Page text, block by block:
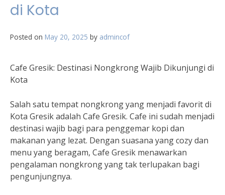
di Kota
Posted on May 20, 2025 by admincof
Cafe Gresik: Destinasi Nongkrong Wajib Dikunjungi di
Kota
Salah satu tempat nongkrong yang menjadi favorit di
Kota Gresik adalah Cafe Gresik. Cafe ini sudah menjadi
destinasi wajib bagi para penggemar kopi dan
makanan yang lezat. Dengan suasana yang cozy dan
menu yang beragam, Cafe Gresik menawarkan
pengalaman nongkrong yang tak terlupakan bagi
pengunjungnya.